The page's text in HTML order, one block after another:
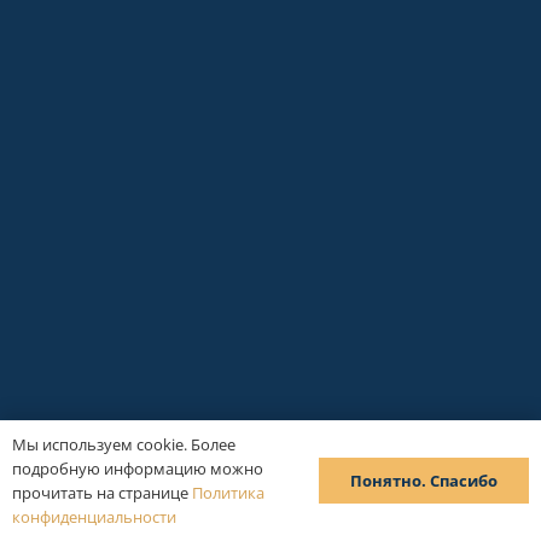
Мы используем cookie. Более
подробную информацию можно
прочитать на странице Политика
конфиденциальности
Понятно. Спасибо